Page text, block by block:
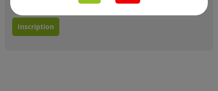
Inscription